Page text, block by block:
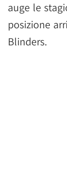
auge le
posizione
Blinders.